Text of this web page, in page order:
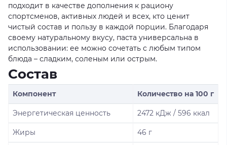
подходит в качестве дополнения к рациону
спортсменов, активных людей и всех, кто ценит
чистый состав и пользу в каждой порции. Благодаря
своему натуральному вкусу, паста универсальна в
использовании: ее можно сочетать с любым типом
блюда – сладким, соленым или острым.
Состав
Компонент Количество на 100 г
Энергетическая ценность 2472 кДж / 596 ккал
Жиры 46 г